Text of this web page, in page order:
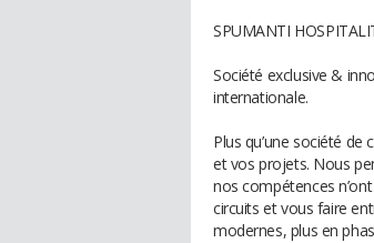
SPUMANTI
Société exclusive &
internationale.
Plus qu’une société
et vos projets. Nous
nos compétences
circuits et vous faire
modernes, plus en